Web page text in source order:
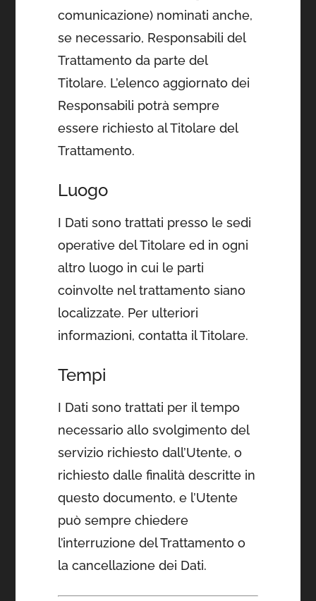
comunicazione) nominati anche,
se necessario, Responsabili del
Trattamento da parte del
Titolare. L’elenco aggiornato dei
Responsabili potrà sempre
essere richiesto al Titolare del
Trattamento.
Luogo
I Dati sono trattati presso le sedi
operative del Titolare ed in ogni
altro luogo in cui le parti
coinvolte nel trattamento siano
localizzate. Per ulteriori
informazioni, contatta il Titolare.
Tempi
I Dati sono trattati per il tempo
necessario allo svolgimento del
servizio richiesto dall’Utente, o
richiesto dalle finalità descritte in
questo documento, e l’Utente
può sempre chiedere
l’interruzione del Trattamento o
la cancellazione dei Dati.